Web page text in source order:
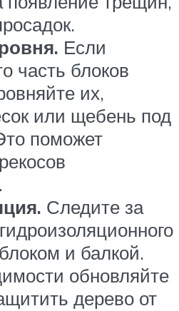
Если
часть блоков
их,
или щебень под
поможет
Следите за
и балкой.
обновляйте
дерево от